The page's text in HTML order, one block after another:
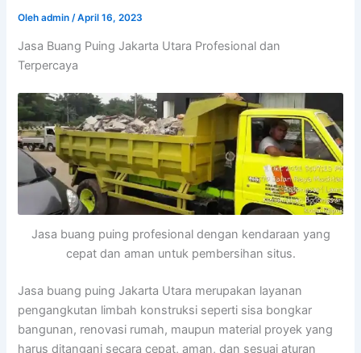
Olehadmin/April 16, 2023
Jasa Buang Puing Jakarta Utara Profesional dan
Terpercaya
Jasa buang puing profesional dengan kendaraan yang
cepat dan aman untuk pembersihan situs.
Jasa buang puing Jakarta Utara merupakan layanan
pengangkutan limbah konstruksi seperti sisa bongkar
bangunan, renovasi rumah, maupun material proyek yang
harus ditangani secara cepat, aman, dan sesuai aturan